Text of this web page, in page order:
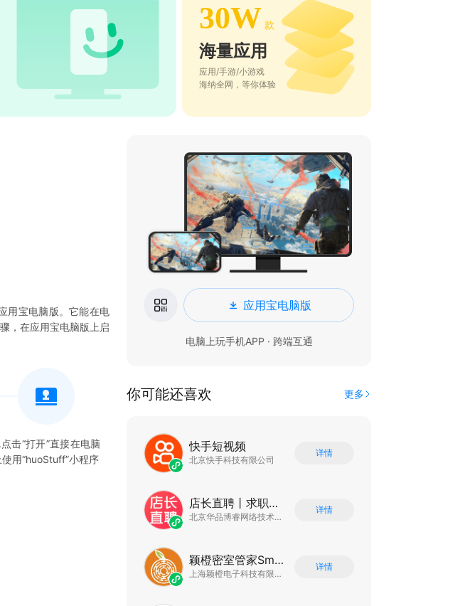
30W 款
海量应用
应用/手游/小游戏
海纳全网，等你体验
用宝电脑版。它能在电
，在应用宝电脑版上启
击“打开”直接在电脑
使用“huoStuff”小程序
应用宝电脑版
电脑上玩手机APP · 跨端互通
你可能还喜欢 更多
快手短视频
北京快手科技有限公司
详情
店长直聘丨求职招聘找工作
北京华品博睿网络技术有限公司
详情
颖橙密室管家SmartOrange
上海颖橙电子科技有限公司
详情